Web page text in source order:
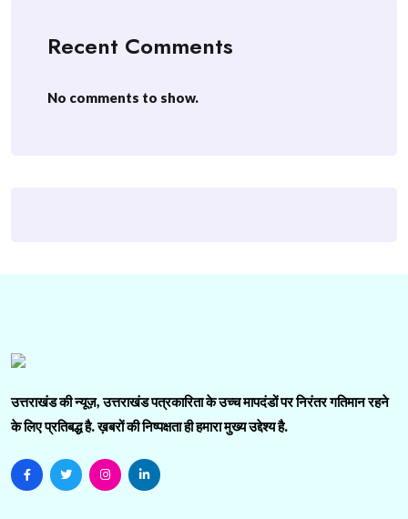
Recent Comments
No comments to show.
उत्तराखंड की न्यूज़, उत्तराखंड पत्रकारिता के उच्च मापदंडों पर निरंतर गतिमान रहने
के लिए प्रतिबद्ध है. ख़बरों की निष्पक्षता ही हमारा मुख्य उद्देश्य है.